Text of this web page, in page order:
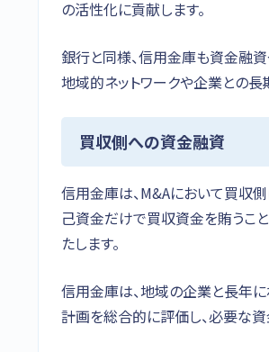
の活性化に貢献します。
銀行と同様、信用金庫も資金融
地域的ネットワークや企業との
買収側への資金融資
信用金庫は、M&Aにおいて買収
己資金だけで買収資金を賄うこ
たします。
信用金庫は、地域の企業と長年
計画を総合的に評価し、必要な資